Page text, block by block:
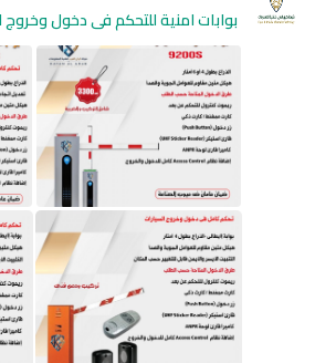
بوابات امنية للتحكم فى دخول وخروج